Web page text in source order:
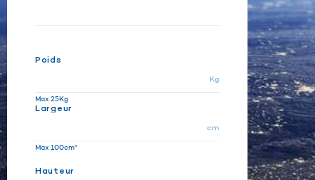
Poids
Kg
Max 25Kg
Largeur
cm
Max 100cm*
Hauteur